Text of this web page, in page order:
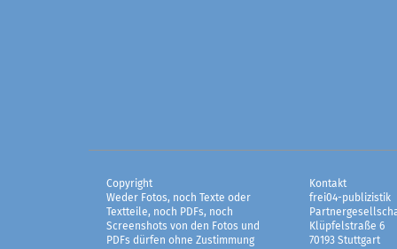
Copyright
Weder Fotos, noch Texte oder
Textteile, noch PDFs, noch
Screenshots von den Fotos und
PDFs dürfen ohne Zustimmung
Kontakt
frei04-publizistik
Klüpfelstraße 6
70193 Stuttgart